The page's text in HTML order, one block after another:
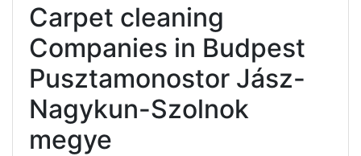
Carpet cleaning
Companies in Budpest
Pusztamonostor Jász-
Nagykun-Szolnok
megye